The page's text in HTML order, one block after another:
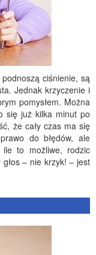
ciśnienie, są
Jednak krzyczenie i
pomysłem. Można
się już kilka minut po
że cały czas ma się
do błędów, ale
to możliwe, rodzic
– nie krzyk! – jest